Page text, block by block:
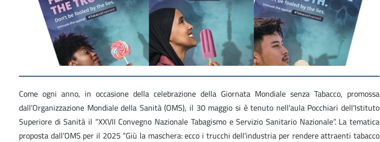
Come ogni anno, in occasione della celebrazione della Giornata Mondiale senza Tabacco, promossa
dall’Organizzazione Mondiale della Sanità (OMS), il 30 maggio si è tenuto nell'aula Pocchiari dell'Istituto
Superiore di Sanità il “XXVII Convegno Nazionale Tabagismo e Servizio Sanitario Nazionale”. La tematica
proposta dall’OMS per il 2025 “Giù la maschera: ecco i trucchi dell'industria per rendere attraenti tabacco